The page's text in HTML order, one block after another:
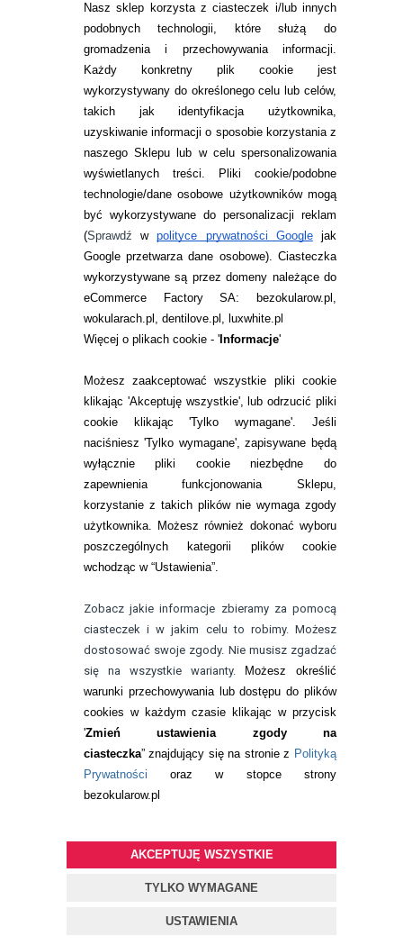
Nasz sklep korzysta z ciasteczek i/lub innych
podobnych technologii, które służą do
gromadzenia i przechowywania informacji.
Każdy konkretny plik cookie jest
wykorzystywany do określonego celu lub celów,
takich jak identyfikacja użytkownika,
uzyskiwanie informacji o sposobie korzystania z
naszego Sklepu lub w celu spersonalizowania
wyświetlanych treści.
Pliki cookie/podobne
technologie/dane osobowe użytkowników mogą
być wykorzystywane do personalizacji reklam
(Sprawdźwpolityce prywatności Googlejak
Google przetwarza dane osobowe). Ciasteczka
wykorzystywane są przez domeny należące do
eCommerce Factory SA: bezokularow.pl,
wokularach.pl, dentilove.pl, luxwhite.pl
Więcej o plikach cookie - 'Informacje'
Możesz zaakceptować wszystkie pliki cookie
klikając 'Akceptuję wszystkie', lub odrzucić pliki
cookie klikając 'Tylko wymagane'. Jeśli
naciśniesz 'Tylko wymagane', zapisywane będą
wyłącznie pliki cookie niezbędne do
zapewnienia funkcjonowania Sklepu,
korzystanie z takich plików nie wymaga zgody
użytkownika. Możesz również dokonać wyboru
poszczególnych kategorii plików cookie
wchodząc w “Ustawienia”.
Zobacz jakie informacje zbieramy za pomocą
ciasteczek i w jakim celu to robimy. Możesz
dostosować swoje zgody. Nie musisz zgadzać
się na wszystkie warianty.
Możesz określić
warunki przechowywania lub dostępu do plików
cookies w każdym czasie klikając w przycisk
'Zmień ustawienia zgody na
ciasteczka” znajdujący się na stronie z Polityką
Prywatności oraz w stopce strony
bezokularow.pl
AKCEPTUJĘ WSZYSTKIE
TYLKO WYMAGANE
USTAWIENIA
INFORMACJE KONTAKTOWE
JAK ZAMAWIAĆ?
ZWROTY I REKLAMACJA
WARUNKI ZAKUPÓW
RANKINGI SOCZEWEK
SOCZEWKI KOLOROWE
Zwrot (odstąpienie od umowy)
ZMIEŃ USTAWIENIA ZGODY NA CIASTECZKA
KONTAKT
telefon:
22 113 44 42
telefon:
732 08 08 72
kontakt@bezokularow.pl
BEZOKULARÓW.PL | soczewki kontaktowe i płyny